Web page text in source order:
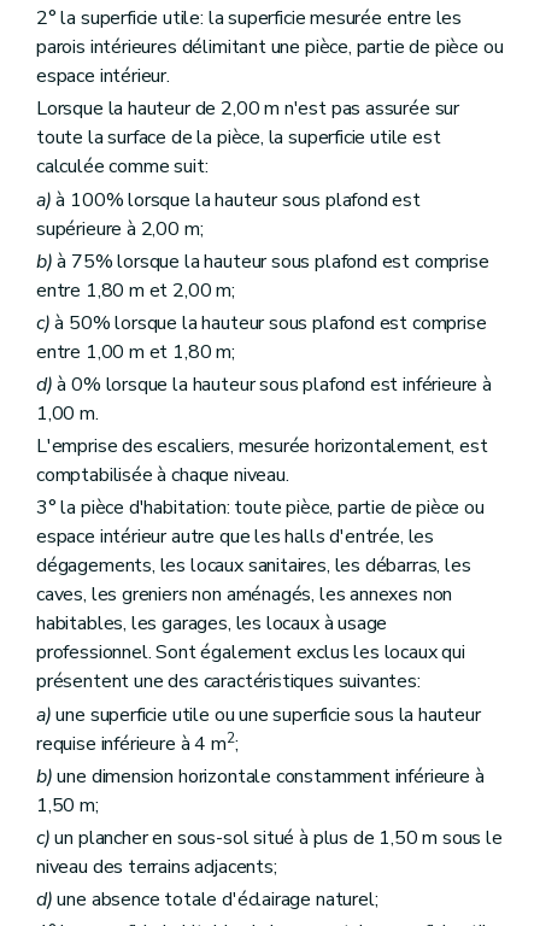
2° la superficie utile: la superficie mesurée entre les
parois intérieures délimitant une pièce, partie de pièce ou
espace intérieur.
Lorsque la hauteur de 2,00 m n'est pas assurée sur
toute la surface de la pièce, la superficie utile est
calculée comme suit:
a)à 100% lorsque la hauteur sous plafond est
supérieure à 2,00 m;
b)à 75% lorsque la hauteur sous plafond est comprise
entre 1,80 m et 2,00 m;
c)à 50% lorsque la hauteur sous plafond est comprise
entre 1,00 m et 1,80 m;
d)à 0% lorsque la hauteur sous plafond est inférieure à
1,00 m.
L'emprise des escaliers, mesurée horizontalement, est
comptabilisée à chaque niveau.
3° la pièce d'habitation: toute pièce, partie de pièce ou
espace intérieur autre que les halls d'entrée, les
dégagements, les locaux sanitaires, les débarras, les
caves, les greniers non aménagés, les annexes non
habitables, les garages, les locaux à usage
professionnel. Sont également exclus les locaux qui
présentent une des caractéristiques suivantes:
a)une superficie utile ou une superficie sous la hauteur
requise inférieure à 4 m2;
b)une dimension horizontale constamment inférieure à
1,50 m;
c)un plancher en sous-sol situé à plus de 1,50 m sous le
niveau des terrains adjacents;
d)une absence totale d'éclairage naturel;